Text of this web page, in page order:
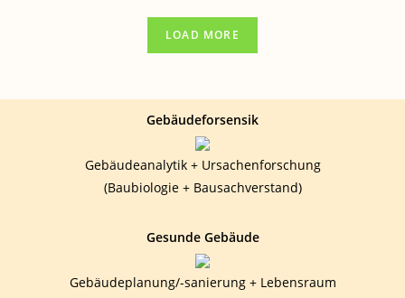
2030
?
LOAD MORE
Gebäudeforsensik
Gebäudeanalytik + Ursachenforschung
(Baubiologie + Bausachverstand)
Gesunde Gebäude
Gebäudeplanung/-sanierung + Lebensraum